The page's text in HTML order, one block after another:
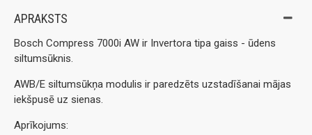
APRAKSTS
Bosch Compress 7000i AW ir Invertora tipa gaiss - ūdens
siltumsūknis.
AWB/E siltumsūkņa modulis ir paredzēts uzstadīšanai mājas
iekšpusē uz sienas.
Aprīkojums: